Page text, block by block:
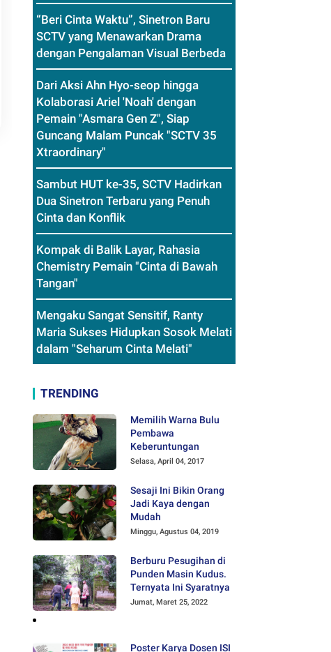
“Beri Cinta Waktu”, Sinetron Baru
SCTV yang Menawarkan Drama
dengan Pengalaman Visual Berbeda
Dari Aksi Ahn Hyo-seop hingga
Kolaborasi Ariel 'Noah' dengan
Pemain "Asmara Gen Z", Siap
Guncang Malam Puncak "SCTV 35
Xtraordinary"
Sambut HUT ke-35, SCTV Hadirkan
Dua Sinetron Terbaru yang Penuh
Cinta dan Konflik
Kompak di Balik Layar, Rahasia
Chemistry Pemain "Cinta di Bawah
Tangan"
Mengaku Sangat Sensitif, Ranty
Maria Sukses Hidupkan Sosok Melati
dalam "Seharum Cinta Melati"
TRENDING
Memilih Warna Bulu
Pembawa
Keberuntungan
Selasa, April 04, 2017
Sesaji Ini Bikin Orang
Jadi Kaya dengan
Mudah
Minggu, Agustus 04, 2019
Berburu Pesugihan di
Punden Masin Kudus.
Ternyata Ini Syaratnya
Jumat, Maret 25, 2022
Poster Karya Dosen ISI